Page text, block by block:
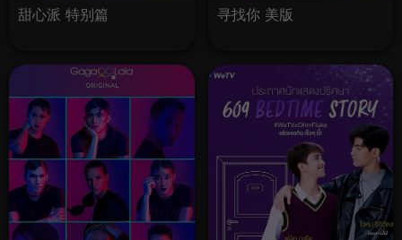
甜心派 特别篇 寻找你 美版